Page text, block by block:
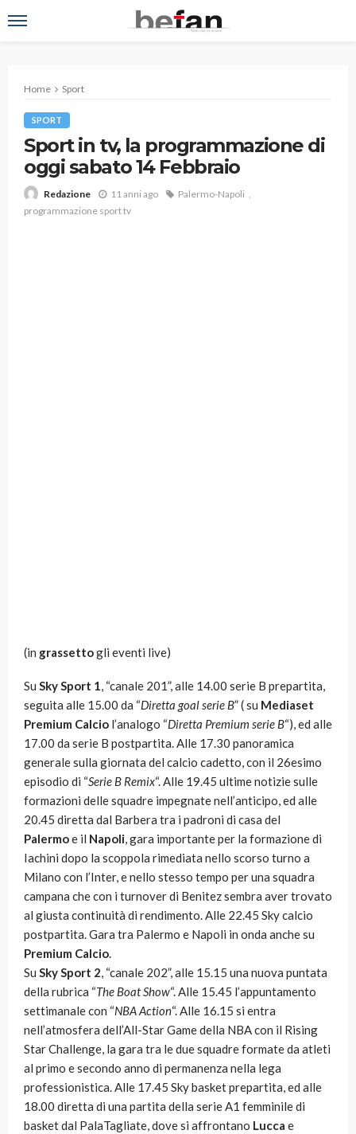
Home Sport
SPORT
Sport in tv, la programmazione di
oggi sabato 14 Febbraio
Redazione 11 anni ago
Palermo-Napoli
programmazione sport tv
(in grassettogli eventi live)
Su Sky Sport 1, “canale 201”, alle 14.00 serie B prepartita,
seguita alle 15.00 da “Diretta goal serie B” ( su Mediaset
Premium Calcio l’analogo “Diretta Premium serie B“), ed alle
17.00 da serie B postpartita. Alle 17.30 panoramica
generale sulla giornata del calcio cadetto, con il 26esimo
episodio di “Serie B Remix“. Alle 19.45 ultime notizie sulle
formazioni delle squadre impegnate nell’anticipo, ed alle
20.45 diretta dal Barbera tra i padroni di casa del
Palermoe il Napoli, gara importante per la formazione di
Iachini dopo la scoppola rimediata nello scorso turno a
Milano con l’Inter, e nello stesso tempo per una squadra
campana che con i turnover di Benitez sembra aver trovato
al giusta continuità di rendimento. Alle 22.45 Sky calcio
postpartita. Gara tra Palermo e Napoli in onda anche su
Premium Calcio.
Su Sky Sport 2, “canale 202”, alle 15.15 una nuova puntata
della rubrica “The Boat Show“. Alle 15.45 l’appuntamento
settimanale con “NBA Action“. Alle 16.15 si entra
nell’atmosfera dell’All-Star Game della NBA con il Rising
Star Challenge, la gara tra le due squadre formate da atleti
al primo e secondo anno di permanenza nella lega
professionistica. Alle 17.45 Sky basket prepartita, ed alle
18.00 diretta di una partita della serie A1 femminile di
basket dal PalaTagliate, dove si affrontano Lucca e